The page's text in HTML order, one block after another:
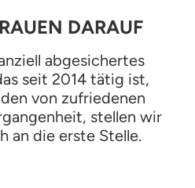
DARAUF
abgesichertes
seit 2014 tätig ist,
von zufriedenen
stellen wir
an die erste Stelle.